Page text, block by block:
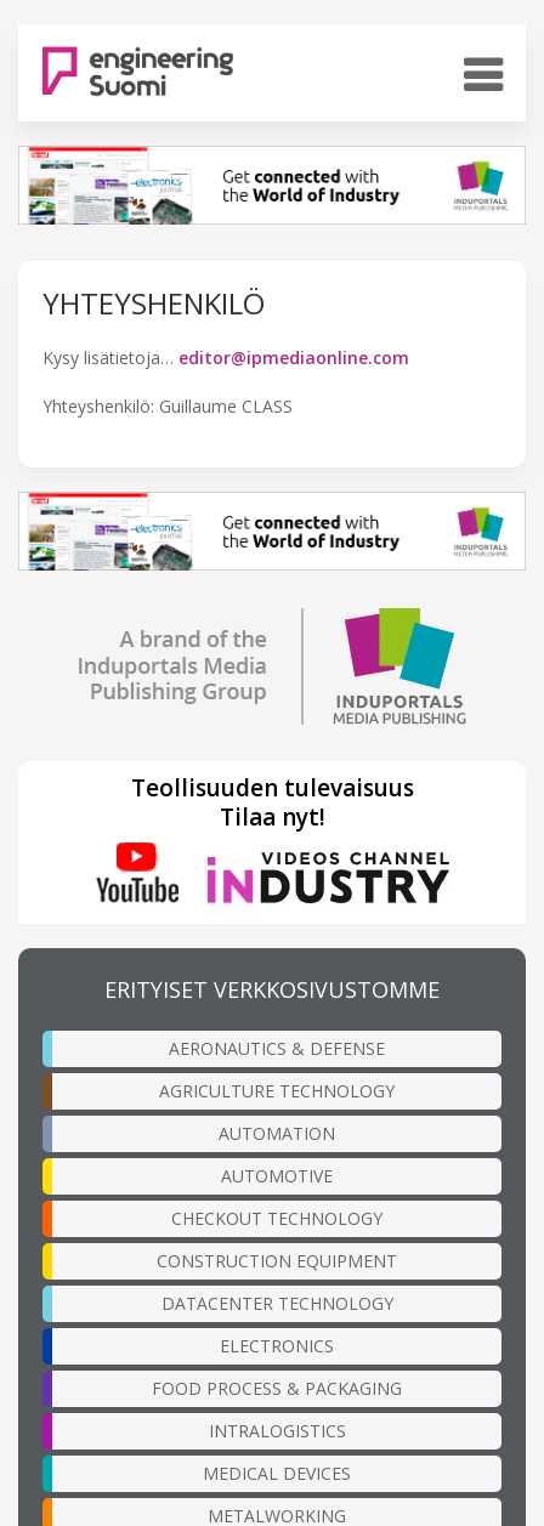
YHTEYSHENKILÖ
Kysy lisätietoja… editor@ipmediaonline.com
Yhteyshenkilö: Guillaume CLASS
Teollisuuden tulevaisuus
Tilaa nyt!
ERITYISET VERKKOSIVUSTOMME
AERONAUTICS & DEFENSE
AGRICULTURE TECHNOLOGY
AUTOMATION
AUTOMOTIVE
CHECKOUT TECHNOLOGY
CONSTRUCTION EQUIPMENT
DATACENTER TECHNOLOGY
ELECTRONICS
FOOD PROCESS & PACKAGING
INTRALOGISTICS
MEDICAL DEVICES
METALWORKING